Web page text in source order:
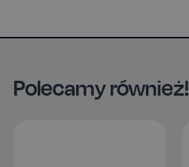
Polecamy również!